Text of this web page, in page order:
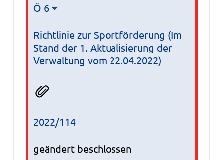
Ö 6
Richtlinie zur Sportförderung (Im
Stand der 1. Aktualisierung der
Verwaltung vom 22.04.2022)
2022/114
geändert beschlossen